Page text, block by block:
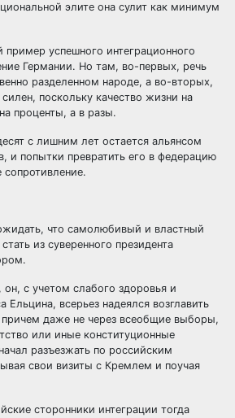
элите она сулит как минимум
пример успешного интеграционного
Германии. Но там, во-первых, речь
разделенном народе, а во-вторых,
поскольку качество жизни на
проценты, а в разы.
с лишним лет остается альянсом
и попытки превратить его в федерацию
сопротивление.
что самолюбивый и властный
из суверенного президента
с учетом слабого здоровья и
Ельцина, всерьез надеялся возглавить
причем даже не через всеобщие выборы,
или иные конституционные
разъезжать по российским
свои визиты с Кремлем и поучая
сторонники интеграции тогда